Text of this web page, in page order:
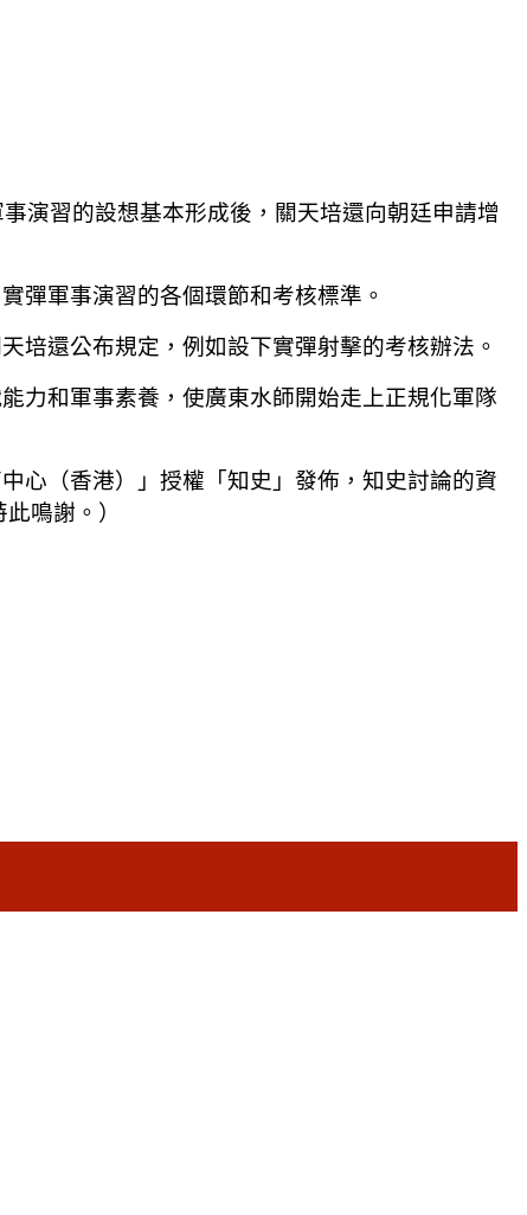
演習的設想基本形成後，關天培還向朝廷申請增
彈軍事演習的各個環節和考核標準。
培還公布規定，例如設下實彈射擊的考核辦法。
力和軍事素養，使廣東水師開始走上正規化軍隊
心（香港）」授權「知史」發佈，知史討論的資
鳴謝。）